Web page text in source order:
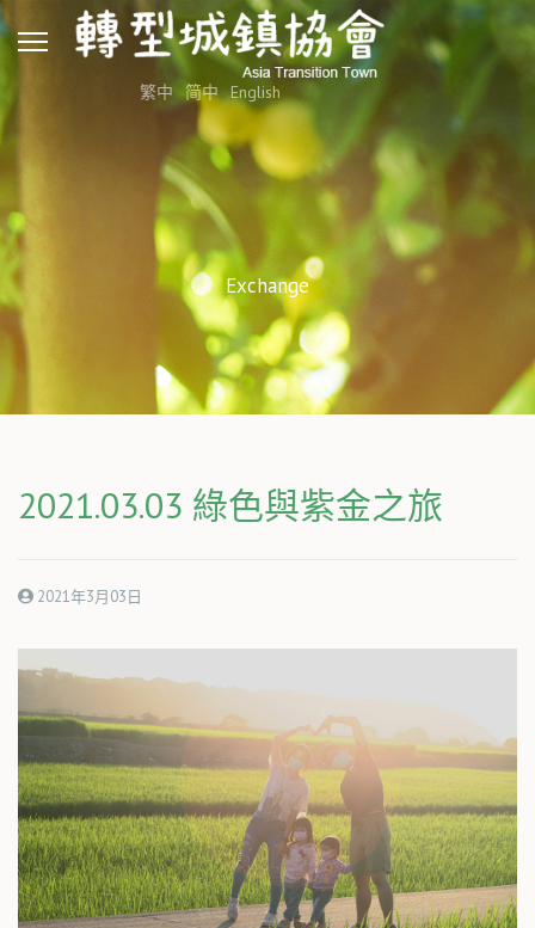
繁中 简中 English
Exchange
2021.03.03 綠色與紫金之旅
2021年3月03日